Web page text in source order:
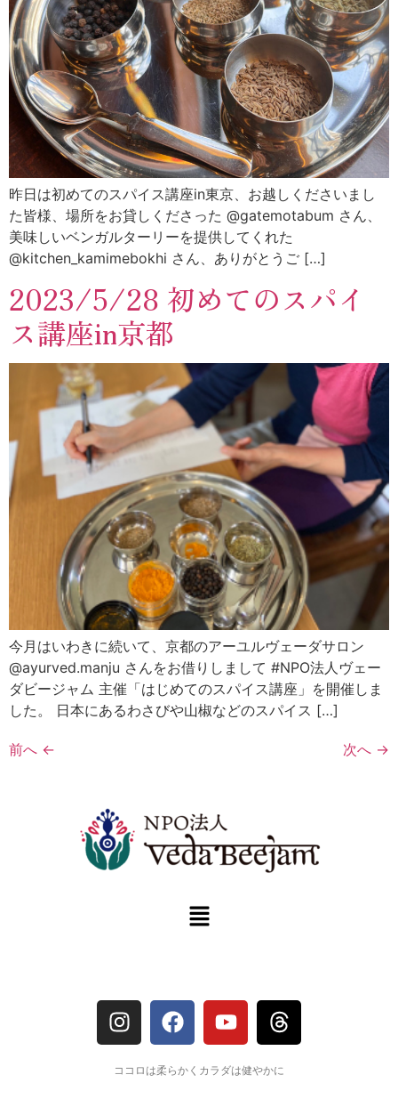
昨日は初めてのスパイス講座in東京、お越しくださいまし
た皆様、場所をお貸しくださった @gatemotabum さん、
美味しいベンガルターリーを提供してくれた
@kitchen_kamimebokhi さん、ありがとうご […]
2023/5/28 初めてのスパイ
ス講座in京都
今月はいわきに続いて、京都のアーユルヴェーダサロン
@ayurved.manju さんをお借りしまして #NPO法人ヴェー
ダビージャム 主催「はじめてのスパイス講座」を開催しま
した。 日本にあるわさびや山椒などのスパイス […]
前へ ← 次へ →
ココロは柔らかくカラダは健やかに